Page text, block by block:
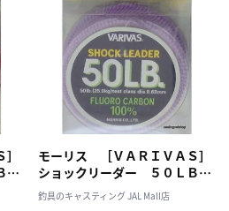
モーリス ［ＶＡＲＩＶＡＳ］
ショックリーダー ５０ＬＢ
（１４号）［フロロカーボ
ン］ ５０ＬＢ（１４号）
釣具のキャスティング JAL Mall店